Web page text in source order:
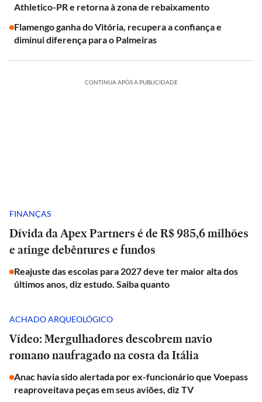
Athletico-PR e retorna à zona de rebaixamento
Flamengo ganha do Vitória, recupera a confiança e
diminui diferença para o Palmeiras
CONTINUA APÓS A PUBLICIDADE
FINANÇAS
Dívida da Apex Partners é de R$ 985,6 milhões
e atinge debêntures e fundos
Reajuste das escolas para 2027 deve ter maior alta dos
últimos anos, diz estudo. Saiba quanto
ACHADO ARQUEOLÓGICO
Vídeo: Mergulhadores descobrem navio
romano naufragado na costa da Itália
Anac havia sido alertada por ex-funcionário que Voepass
reaproveitava peças em seus aviões, diz TV